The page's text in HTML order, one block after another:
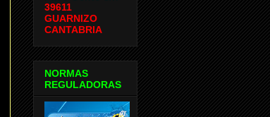
39611
GUARNIZO
CANTABRIA
NORMAS
REGULADORAS